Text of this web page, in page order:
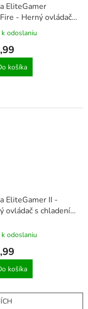
EliteGamer
- Herný ovládač
s
tlačidlom až
+ vrecúško na
odoslaniu
košíka
EliteGamer II -
ovládač s chladením
odoslaniu
košíka